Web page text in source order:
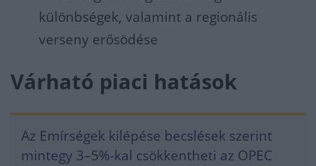
különbségek, valamint a regionális
verseny erősödése
Várható piaci hatások
Az Emírségek kilépése becslések szerint
mintegy 3–5%-kal csökkentheti az OPEC